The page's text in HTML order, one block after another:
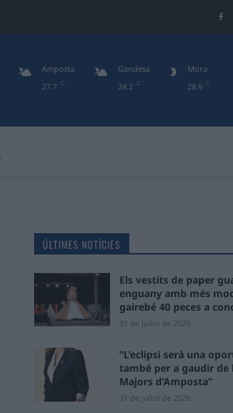
27.7 C
Amposta
24.2 C
Gandesa
28.9 C
Mora
ÚLTIMES NOTÍCIES
Els vestits de paper
enguany amb més
gairebé 40 peces a
31 de juliol de 2026
“L’eclipsi serà una
també per a gaudir de
Majors d’Amposta”
31 de juliol de 2026